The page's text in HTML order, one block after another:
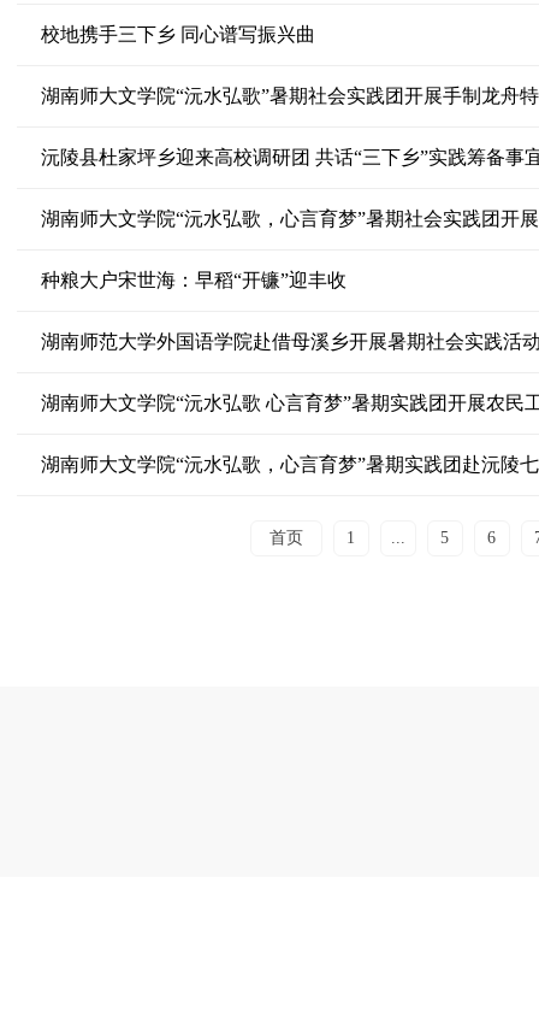
校地携手三下乡 同心谱写振兴曲
湖南师大文学院“沅水弘歌”暑期社会实践团开展手制龙舟
沅陵县杜家坪乡迎来高校调研团 共话“三下乡”实践筹备事
湖南师大文学院“沅水弘歌，心言育梦”暑期社会实践团开
种粮大户宋世海：早稻“开镰”迎丰收
湖南师范大学外国语学院赴借母溪乡开展暑期社会实践活
湖南师大文学院“沅水弘歌 心言育梦”暑期实践团开展农民
湖南师大文学院“沅水弘歌，心言育梦”暑期实践团赴沅陵
首页 1 ... 5 6